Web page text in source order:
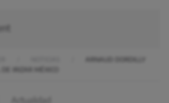
ARNAUD DORDILLY
IRIZAR MÉXICO